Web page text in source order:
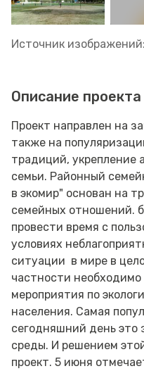
Источник
Описание проекта
Проект направлен на
также на
традиций, укрепление
семьи. Районный
в экомир" основан на
семейных отношений.
провести время с
условиях
ситуации в мире в
частности
мероприятия по
населения. Самая
сегодняшний день это
среды. И решением
проект. 5 июня